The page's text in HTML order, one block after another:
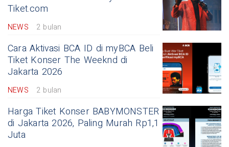
Tiket.com
NEWS 2 bulan
Cara Aktivasi BCA ID di myBCA Beli
Tiket Konser The Weeknd di
Jakarta 2026
NEWS 2 bulan
Harga Tiket Konser BABYMONSTER
di Jakarta 2026, Paling Murah Rp1,1
Juta